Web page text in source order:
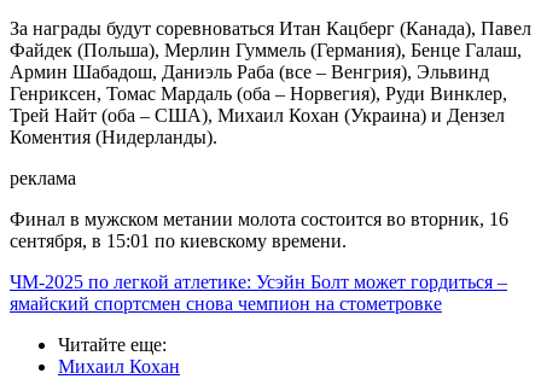
За награды будут соревноваться Итан Кацберг (Канада), Павел
Файдек (Польша), Мерлин Гуммель (Германия), Бенце Галаш,
Армин Шабадош, Даниэль Раба (все – Венгрия), Эльвинд
Генриксен, Томас Мардаль (оба – Норвегия), Руди Винклер,
Трей Найт (оба – США), Михаил Кохан (Украина) и Дензел
Коментия (Нидерланды).
реклама
Финал в мужском метании молота состоится во вторник, 16
сентября, в 15:01 по киевскому времени.
ЧМ-2025 по легкой атлетике: Усэйн Болт может гордиться –
ямайский спортсмен снова чемпион на стометровке
Читайте еще:
Михаил Кохан